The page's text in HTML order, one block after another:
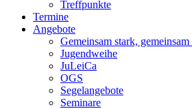
Treffpunkte
Termine
Angebote
Gemeinsam stark,
Jugendweihe
JuLeiCa
OGS
Segelangebote
Seminare